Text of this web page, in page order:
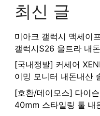
최신 글
미아크 갤럭시 맥세이
갤럭시S26 울트라 내
[국내정발] 커세어
이밍 모니터 내돈내산
[호환/데이모스] 다이
40mm 스타일링 툴 내